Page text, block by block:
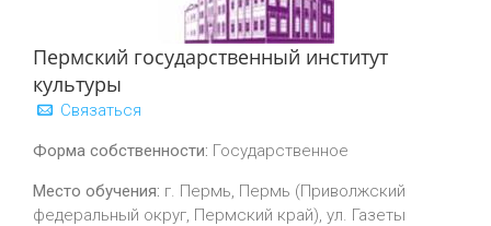
Пермский государственный институт
культуры
Связаться
Форма собственности: Государственное
Место обучения: г. Пермь, Пермь (Приволжский
федеральный округ, Пермский край), ул. Газеты